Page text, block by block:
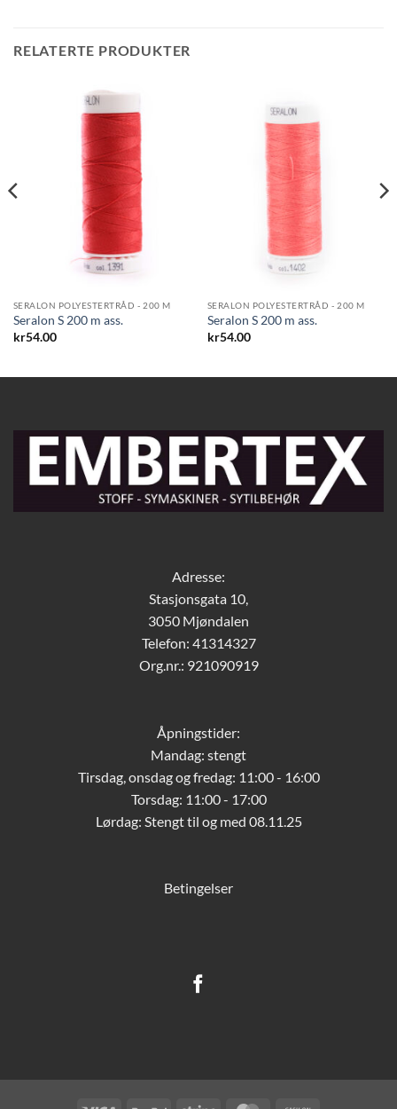
RELATERTE PRODUKTER
SERALON POLYESTERTRÅD - 200 M
Seralon S 200 m ass.
kr54.00
SERALON POLYESTERTRÅD - 200 M
Seralon S 200 m ass.
kr54.00
Adresse:
Stasjonsgata 10,
3050 Mjøndalen
Telefon: 41314327
Org.nr.: 921090919
Åpningstider:
Mandag: stengt
Tirsdag, onsdag og fredag: 11:00 - 16:00
Torsdag: 11:00 - 17:00
Lørdag: Stengt til og med 08.11.25
Betingelser